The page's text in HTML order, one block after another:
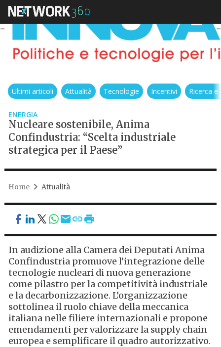
Ultimi articoli Attualità Tecnologie Incentivi Ricerca
ENERGIA
Nucleare sostenibile, Anima
Confindustria: “Scelta industriale
strategica per il Paese”
Home Attualità
In audizione alla Camera dei Deputati Anima
Confindustria promuove l’integrazione delle
tecnologie nucleari di nuova generazione
come pilastro per la competitività industriale
e la decarbonizzazione. L’organizzazione
sottolinea il ruolo chiave della meccanica
italiana nelle filiere internazionali e propone
emendamenti per valorizzare la supply chain
europea e semplificare il quadro autorizzativo.